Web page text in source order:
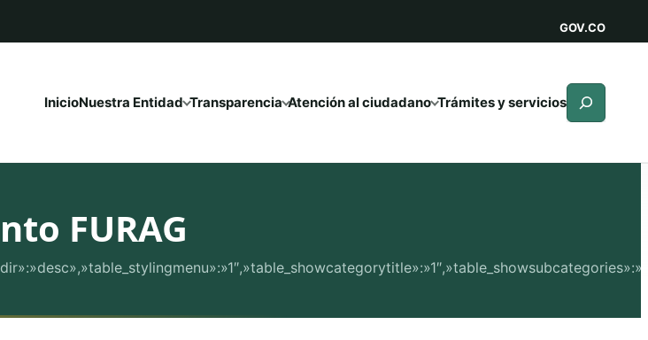
GOV.CO
InicioNuestra Entidad Transparencia Atención al ciudadano Trámites y servicios Buscar
FURAG